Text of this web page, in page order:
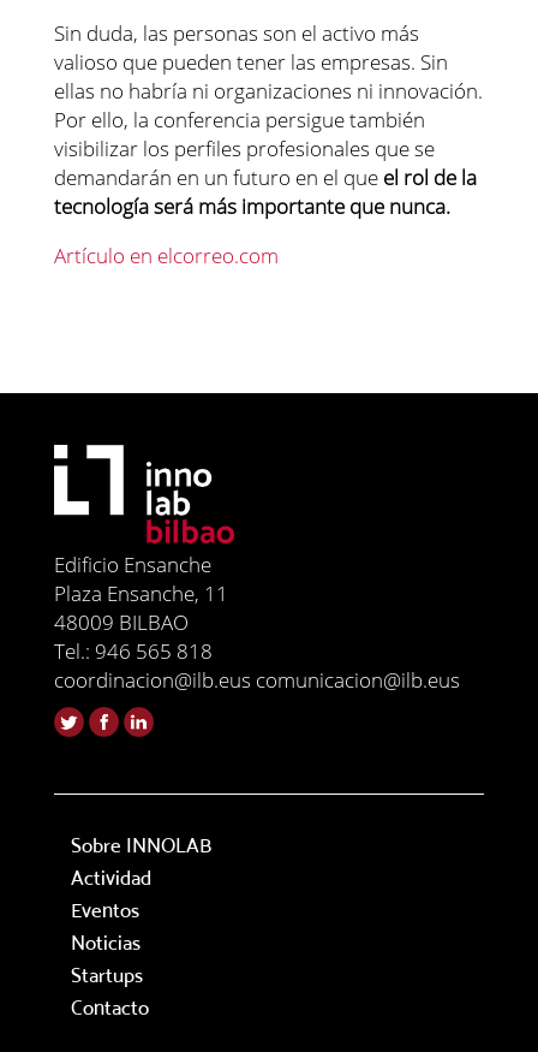
Sin duda, las personas son el activo más
valioso que pueden tener las empresas. Sin
ellas no habría ni organizaciones ni innovación.
Por ello, la conferencia persigue también
visibilizar los perfiles profesionales que se
demandarán en un futuro en el que el rol de la
tecnología será más importante que nunca.
Artículo en elcorreo.com
Edificio Ensanche
Plaza Ensanche, 11
48009 BILBAO
Tel.: 946 565 818
coordinacion@ilb.eus comunicacion@ilb.eus
Sobre INNOLAB
Actividad
Eventos
Noticias
Startups
Contacto